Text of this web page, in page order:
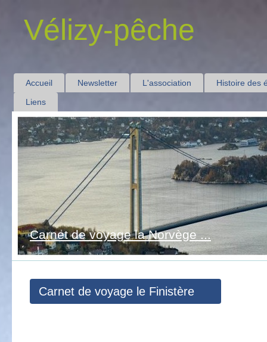
Vélizy-pêche
Accueil Newsletter L'association
Histoire des
Liens
Carnet de voyage la Thaïlande ...
Carnet de voyage le Finistère